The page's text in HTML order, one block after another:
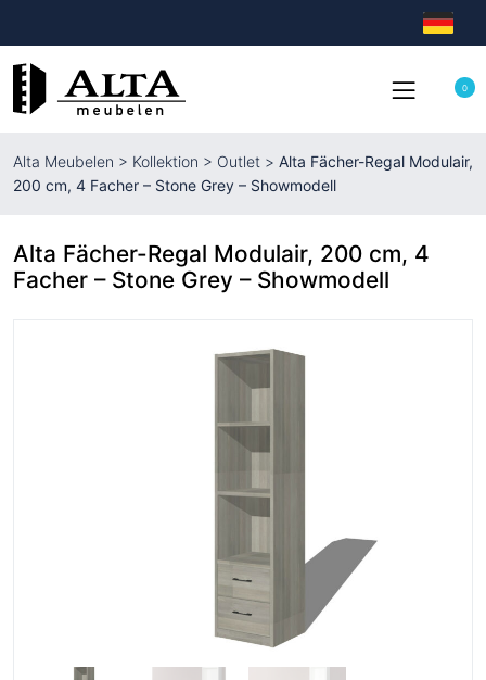
0
Alta Meubelen > Kollektion > Outlet > Alta Fächer-Regal Modulair,
200 cm, 4 Facher – Stone Grey – Showmodell
Alta Fächer-Regal Modulair, 200 cm, 4
Facher – Stone Grey – Showmodell